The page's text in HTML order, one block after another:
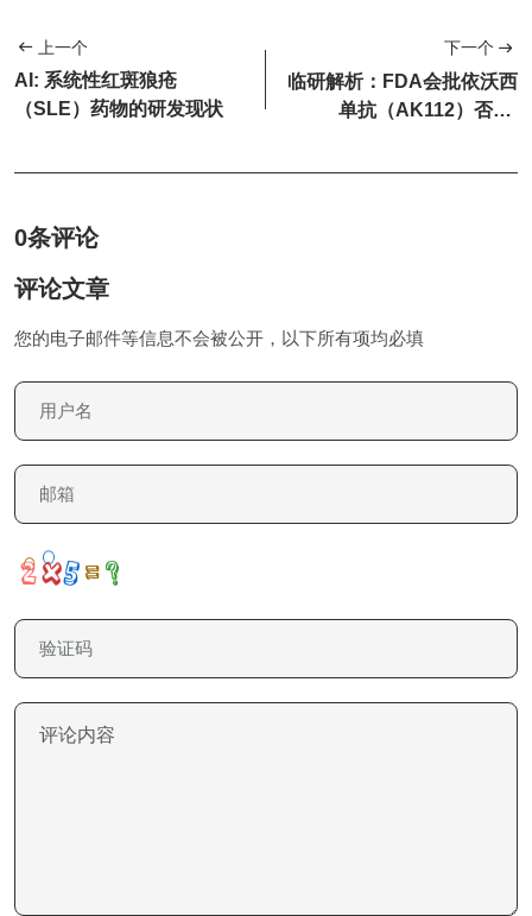
上一个
AI: 系统性红斑狼疮
（SLE）药物的研发现状
下一个
临研解析：FDA会批依沃西
单抗（AK112）否？-
0条评论
评论文章
您的电子邮件等信息不会被公开，以下所有项均必填